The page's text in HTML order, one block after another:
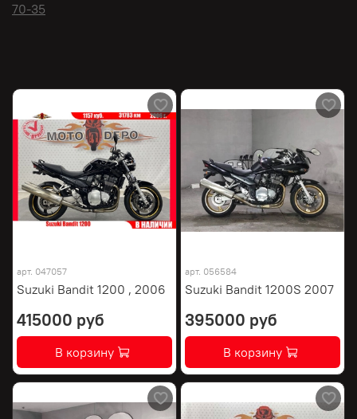
70-35
арт. 047057
Suzuki Bandit 1200 , 2006
415000 руб
В корзину
арт. 056584
Suzuki Bandit 1200S 2007
395000 руб
В корзину